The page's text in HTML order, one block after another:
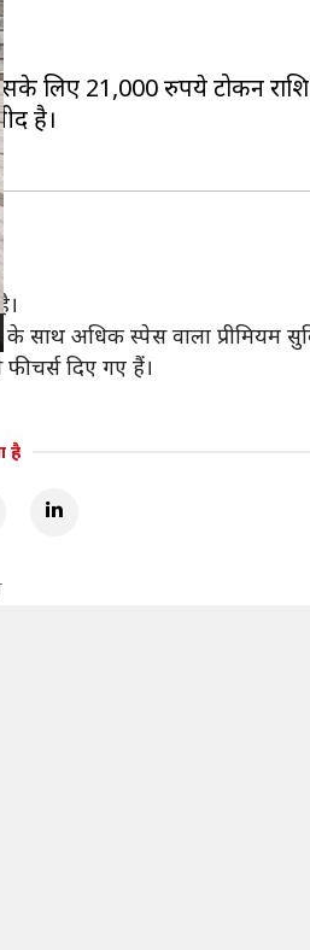
लिए 21,000 रुपये टोकन
है।
साथ अधिक स्पेस वाला प्रीमियम
दिए गए हैं।
है